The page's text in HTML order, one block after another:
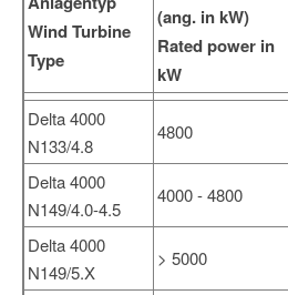
Wind Turbine
Type
(ang. in kW)
Rated power in
kW
Delta 4000
N133/4.8
4800
Delta 4000
N149/4.0-4.5
4000 - 4800
Delta 4000
N149/5.X
> 5000